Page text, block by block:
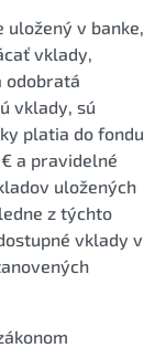
uložený v banke,
vklady,
odobratá
vklady, sú
platia do fondu
a pravidelné
uložených
z týchto
vklady v